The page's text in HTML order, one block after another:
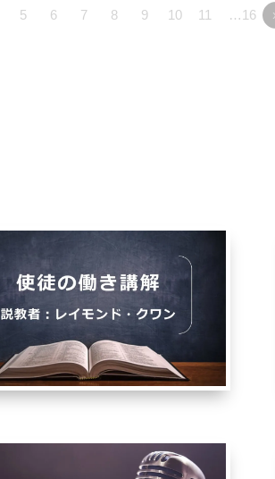
5 6 7 8 9 10 11 …16